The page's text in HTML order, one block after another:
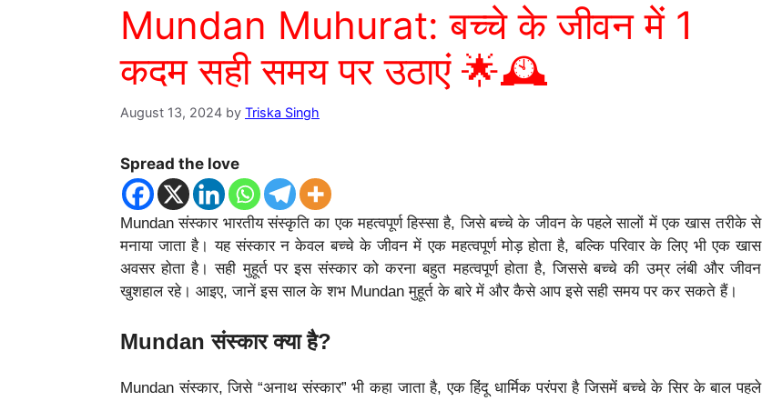
Mundan Muhurat: बच्चे के जीवन में 1
कदम सही समय पर उठाएं 🌟🕰️
August 13, 2024 by Triska Singh
Spread the love
Mundan संस्कार भारतीय संस्कृति का एक महत्वपूर्ण हिस्सा है, जिसे बच्चे के जीवन के पहले सालों में एक खास तरीके से
मनाया जाता है। यह संस्कार न केवल बच्चे के जीवन में एक महत्वपूर्ण मोड़ होता है, बल्कि परिवार के लिए भी एक खास
अवसर होता है। सही मुहूर्त पर इस संस्कार को करना बहुत महत्वपूर्ण होता है, जिससे बच्चे की उम्र लंबी और जीवन
खुशहाल रहे। आइए, जानें इस साल के शभ Mundan मुहूर्त के बारे में और कैसे आप इसे सही समय पर कर सकते हैं।
Mundan संस्कार क्या है?
Mundan संस्कार, जिसे “अनाथ संस्कार” भी कहा जाता है, एक हिंदू धार्मिक परंपरा है जिसमें बच्चे के सिर के बाल पहले